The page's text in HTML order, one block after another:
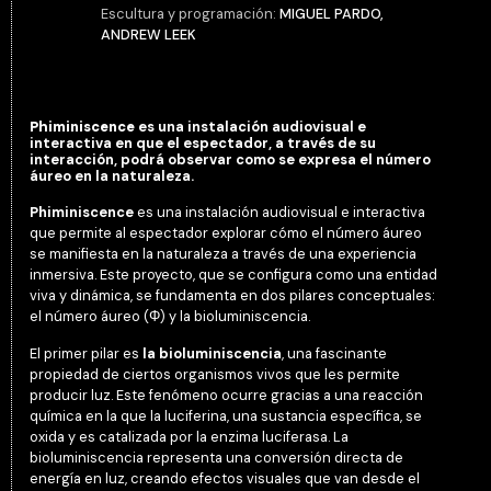
Escultura y programación: MIGUEL PARDO,
ANDREW LEEK
Phiminiscence es una instalación audiovisual e
interactiva en que el espectador, a través de su
interacción, podrá observar como se expresa el número
áureo en la naturaleza.
Phiminiscencees una instalación audiovisual e interactiva
que permite al espectador explorar cómo el número áureo
se manifiesta en la naturaleza a través de una experiencia
inmersiva. Este proyecto, que se configura como una entidad
viva y dinámica, se fundamenta en dos pilares conceptuales:
el número áureo (Φ) y la bioluminiscencia.
El primer pilar es la bioluminiscencia, una fascinante
propiedad de ciertos organismos vivos que les permite
producir luz. Este fenómeno ocurre gracias a una reacción
química en la que la luciferina, una sustancia específica, se
oxida y es catalizada por la enzima luciferasa. La
bioluminiscencia representa una conversión directa de
energía en luz, creando efectos visuales que van desde el